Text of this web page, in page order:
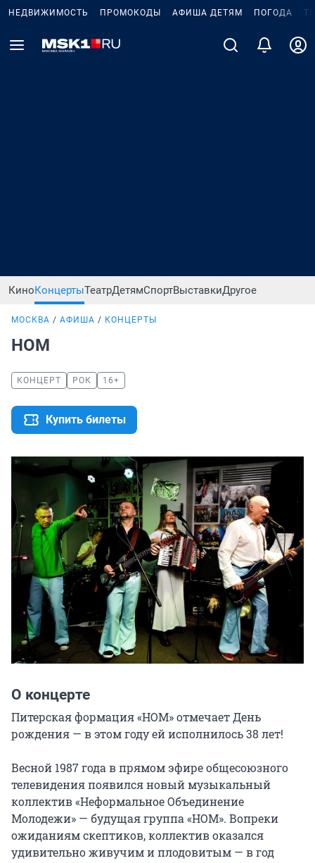
НЕДВИЖИМОСТЬ ПРОМОКОДЫ АФИША ДЕТЯМ ПОГОДА
КиноКонцертыТеатрДетямСпортВыставкиДругое
МОСКВА АФИША КОНЦЕРТЫ
НОМ
КОНЦЕРТ РОК 16+
Купить билеты
О концерте
Питерская формация «НОМ» отмечает День
рождения — в этом году ей исполнилось 38 лет!
Весной 1987 года в прямом эфире общесоюзного
телевидения появился новый музыкальный
коллектив «Неформальное Объединение
Молодежи» — будущая группа «НОМ». Вопреки
ожиданиям скептиков, коллектив оказался
удивительно живучим и плодовитым — в год